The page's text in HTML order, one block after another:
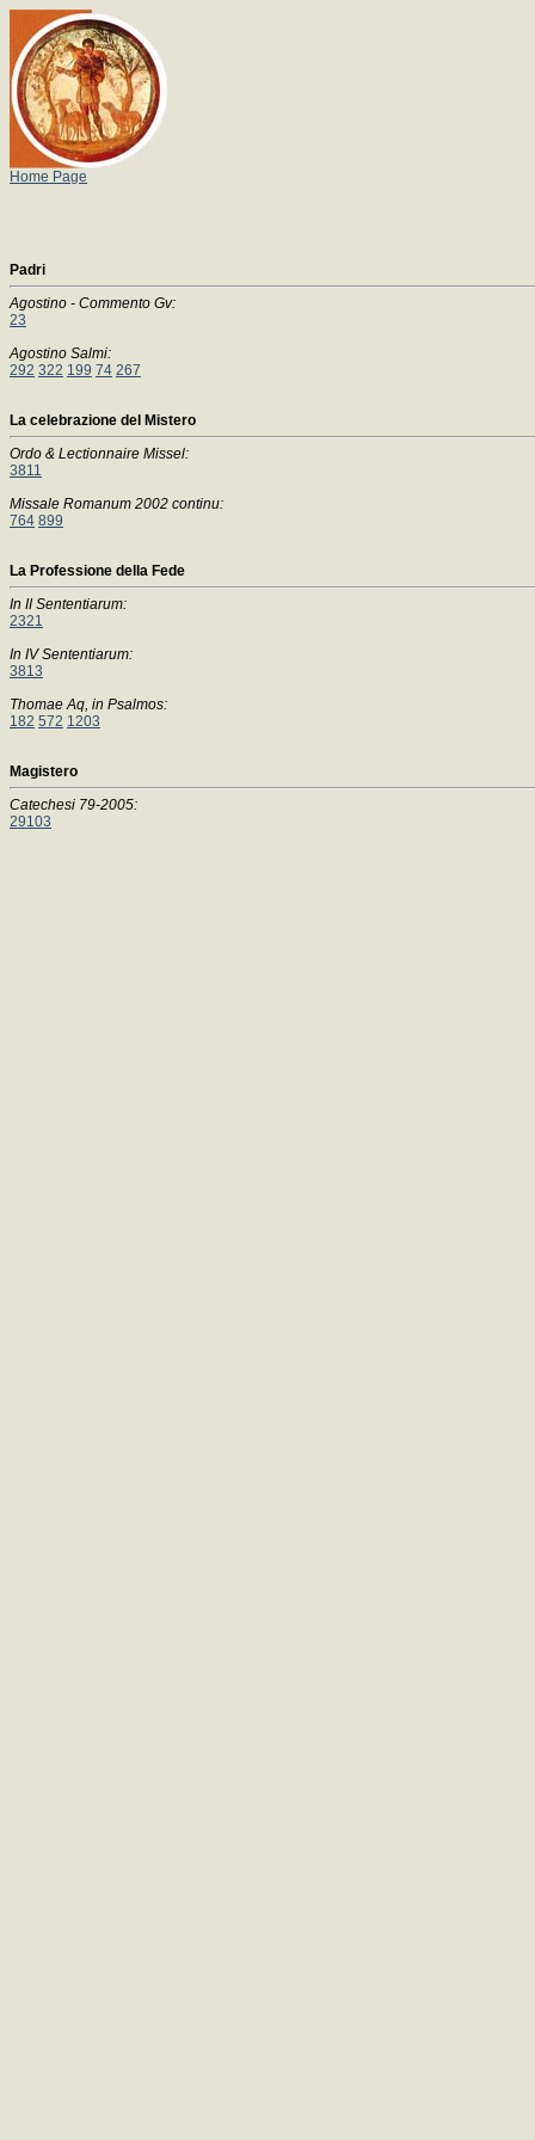
Home Page
Padri
Agostino - Commento Gv:
23
Agostino Salmi:
292 322 199 74 267
La celebrazione del Mistero
Ordo & Lectionnaire Missel:
3811
Missale Romanum 2002 continu:
764 899
La Professione della Fede
In II Sententiarum:
2321
In IV Sententiarum:
3813
Thomae Aq, in Psalmos:
182 572 1203
Magistero
Catechesi 79-2005:
29103